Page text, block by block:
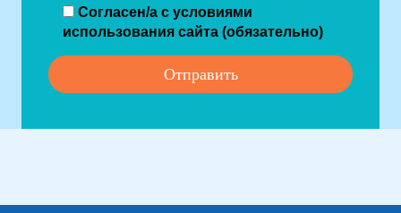
Согласен/а с условиями
использования сайта (обязательно)